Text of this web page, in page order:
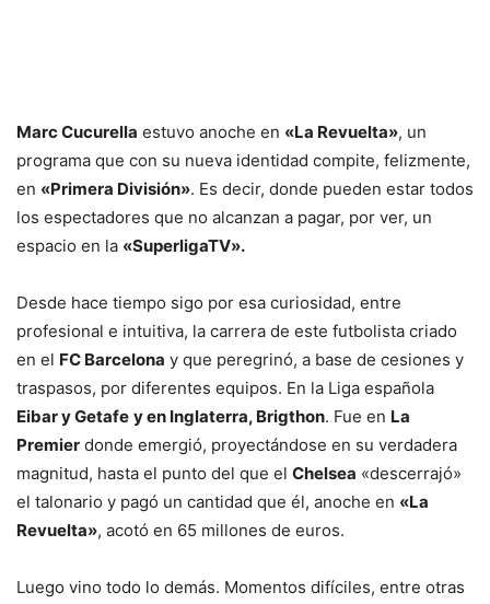
Marc Cucurella estuvo anoche en «La Revuelta», un
programa que con su nueva identidad compite, felizmente,
en «Primera División». Es decir, donde pueden estar todos
los espectadores que no alcanzan a pagar, por ver, un
espacio en la «SuperligaTV».
Desde hace tiempo sigo por esa curiosidad, entre
profesional e intuitiva, la carrera de este futbolista criado
en el FC Barcelona y que peregrinó, a base de cesiones y
traspasos, por diferentes equipos. En la Liga española
Eibar y Getafe y en Inglaterra, Brigthon. Fue en La
Premier donde emergió, proyectándose en su verdadera
magnitud, hasta el punto del que el Chelsea «descerrajó»
el talonario y pagó un cantidad que él, anoche en «La
Revuelta», acotó en 65 millones de euros.
Luego vino todo lo demás. Momentos difíciles, entre otras